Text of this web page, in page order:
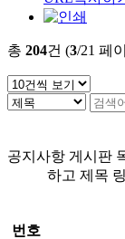
총 204건 (3/21 페
공지사항 게시판
하고 제목
번호